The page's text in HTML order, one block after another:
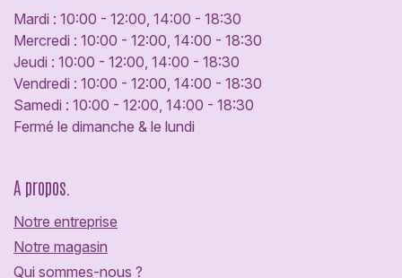
Mardi : 10:00 - 12:00, 14:00 - 18:30
Mercredi : 10:00 - 12:00, 14:00 - 18:30
Jeudi : 10:00 - 12:00, 14:00 - 18:30
Vendredi : 10:00 - 12:00, 14:00 - 18:30
Samedi : 10:00 - 12:00, 14:00 - 18:30
Fermé le dimanche & le lundi
A propos.
Notre entreprise
Notre magasin
Qui sommes-nous ?